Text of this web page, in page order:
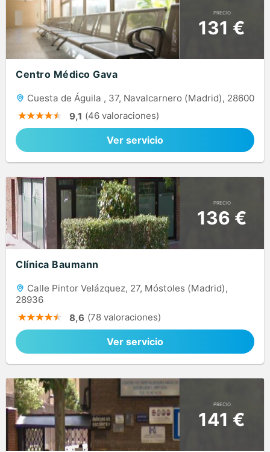
PRECIO
131 €
Centro Médico Gava
Cuesta de Águila , 37, Navalcarnero (Madrid), 28600
9,1 (46 valoraciones)
Ver servicio
PRECIO
136 €
Clínica Baumann
Calle Pintor Velázquez, 27, Móstoles (Madrid),
28936
8,6 (78 valoraciones)
Ver servicio
PRECIO
141 €